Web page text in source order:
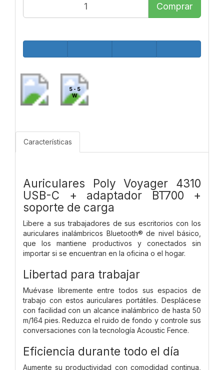
Comprar
5 - 5
W
Características
Auriculares Poly Voyager 4310
USB-C + adaptador BT700 +
soporte de carga
Libere a sus trabajadores de sus escritorios con los
auriculares inalámbricos Bluetooth® de nivel básico,
que los mantiene productivos y conectados sin
importar si se encuentran en la oficina o el hogar.
Libertad para trabajar
Muévase libremente entre todos sus espacios de
trabajo con estos auriculares portátiles. Desplácese
con facilidad con un alcance inalámbrico de hasta 50
m/164 pies. Reduzca el ruido de fondo y controle sus
conversaciones con la tecnología Acoustic Fence.
Eficiencia durante todo el día
Aumente su productividad con comodidad continua,